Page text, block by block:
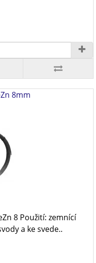
8mm
8 Použití: zemnící
a ke svede..